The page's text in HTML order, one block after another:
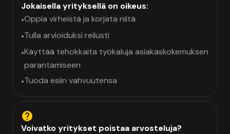
Jokaisella yrityksellä on oikeus:
•Oppia virheistä ja korjata niitä
•Tulla arvioiduksi reilusti
•Käyttää tehokkaita työkaluja asiakaskokemuksen
parantamiseen
•Tuoda esiin vahvuutensa
Voivatko yritykset poistaa arvosteluja?